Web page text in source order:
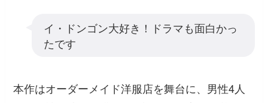
イ・ドンゴン大好き！ドラマも面白かっ
たです
本作はオーダーメイド洋服店を舞台に、男性4人